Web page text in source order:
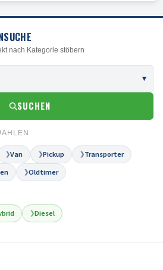
nach Kategorie stöbern
SUCHEN
❯Van ❯Pickup ❯Transporter
❯Oldtimer
❯Diesel